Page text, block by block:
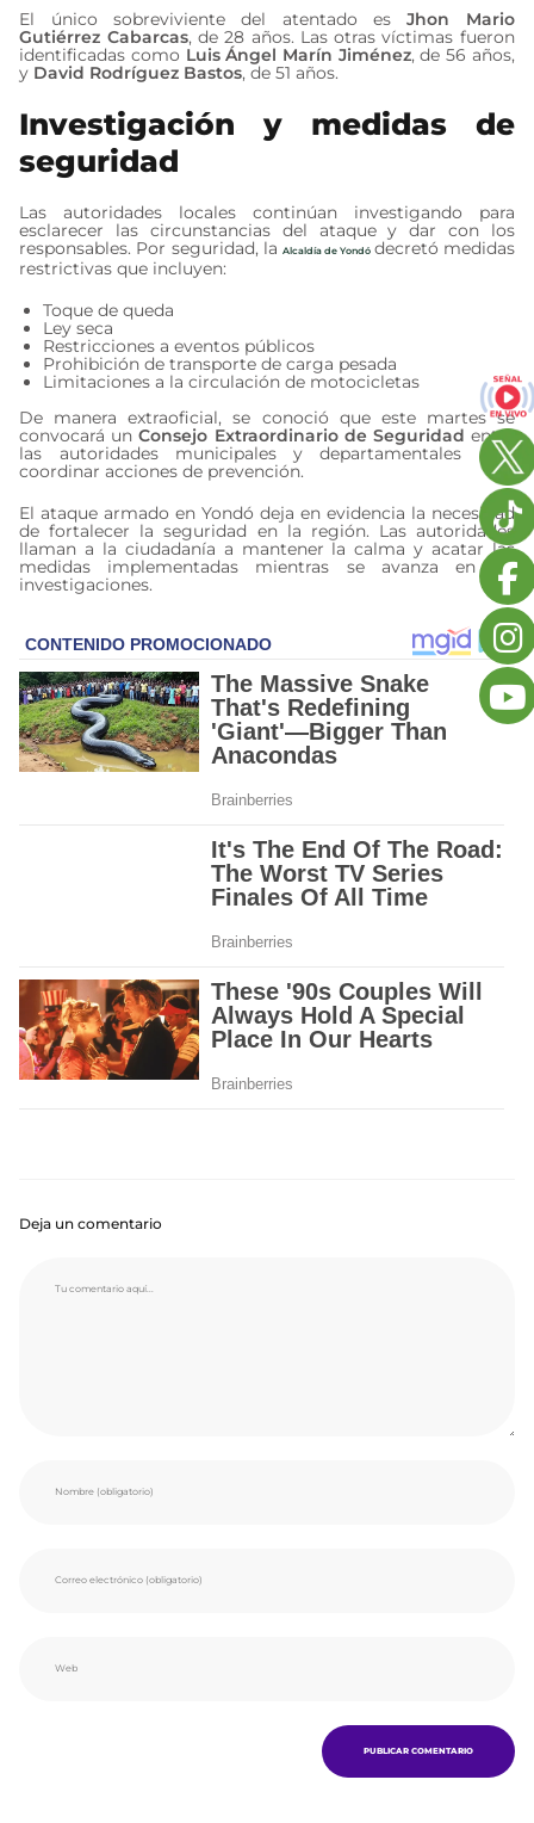
El único sobreviviente del atentado esJhon Mario
Gutiérrez Cabarcas, de 28 años. Las otras víctimas fueron
identificadas como Luis Ángel Marín Jiménez, de 56 años,
y David Rodríguez Bastos, de 51 años.
Investigación y medidas de
seguridad
Las autoridades locales continúan investigando para
esclarecer las circunstancias del ataque y dar con los
responsables. Por seguridad, la Alcaldía de Yondó decretó medidas
restrictivas que incluyen:
Toque de queda
Ley seca
Restricciones a eventos públicos
Prohibición de transporte de carga pesada
Limitaciones a la circulación de motocicletas
De manera extraoficial, se conoció que este martes se
convocará unConsejo Extraordinario de Seguridad entre
las autoridades municipales y departamentales para
coordinar acciones de prevención.
El ataque armado en Yondó deja en evidencia la necesidad
de fortalecer la seguridad en la región. Las autoridades
llaman a la ciudadanía a mantener la calma y acatar las
medidas implementadas mientras se avanza en las
investigaciones.
Deja un comentario